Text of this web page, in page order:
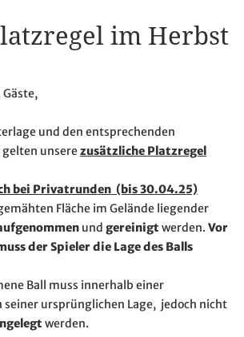
im Herbst
und den entsprechenden
unserezusätzliche Platzregel
bei Privatrunden (bis 30.04.25)
Fläche im Gelände liegender
und gereinigt werden. Vor
der Spieler die Lage des Balls
Ball muss innerhalb einer
seiner ursprünglichen Lage, jedoch nicht
werden.